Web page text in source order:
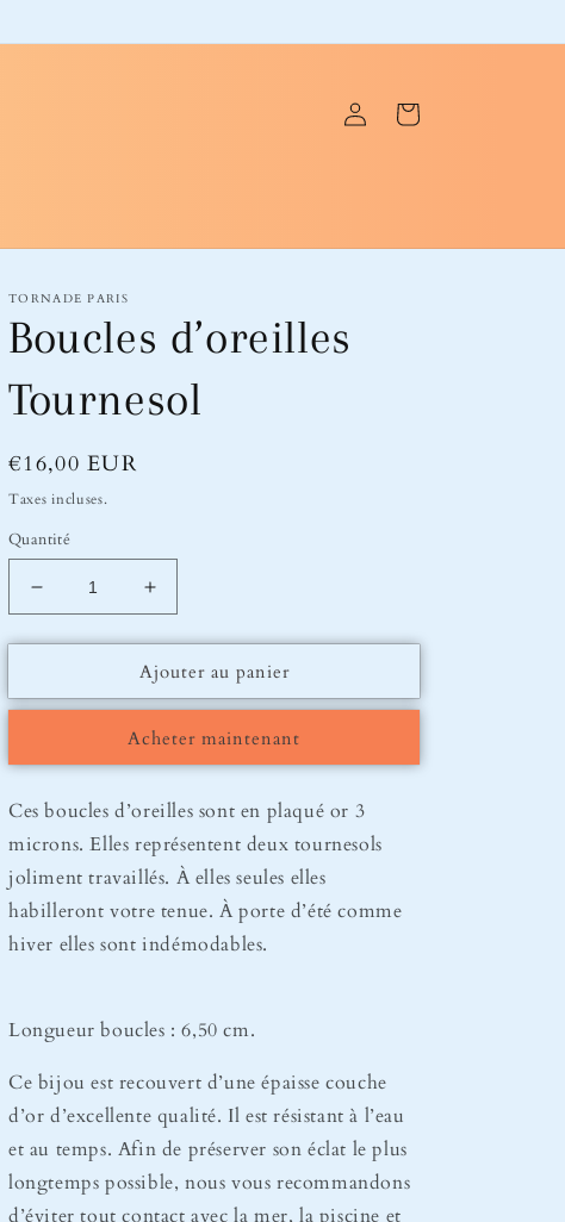
ConnexionPanier
TORNADE PARIS
Boucles d’oreilles
Tournesol
Prix
habituel
€16,00 EUR
Taxes incluses.
Quantité
Réduire
la
quantité
Boucles
Augmenter
la
quantité
de
Boucles
Tournesol
Ajouter au panier
Acheter maintenant
Ces boucles d’oreilles sont en plaqué or 3
microns. Elles représentent deux tournesols
joliment travaillés. À elles seules elles
habilleront votre tenue. À porte d’été comme
hiver elles sont indémodables.
Longueur boucles : 6,50 cm.
Ce bijou est recouvert d’une épaisse couche
d’or d’excellente qualité. Il est résistant à l’eau
et au temps. Afin de préserver son éclat le plus
longtemps possible, nous vous recommandons
d’éviter tout contact avec la mer, la piscine et